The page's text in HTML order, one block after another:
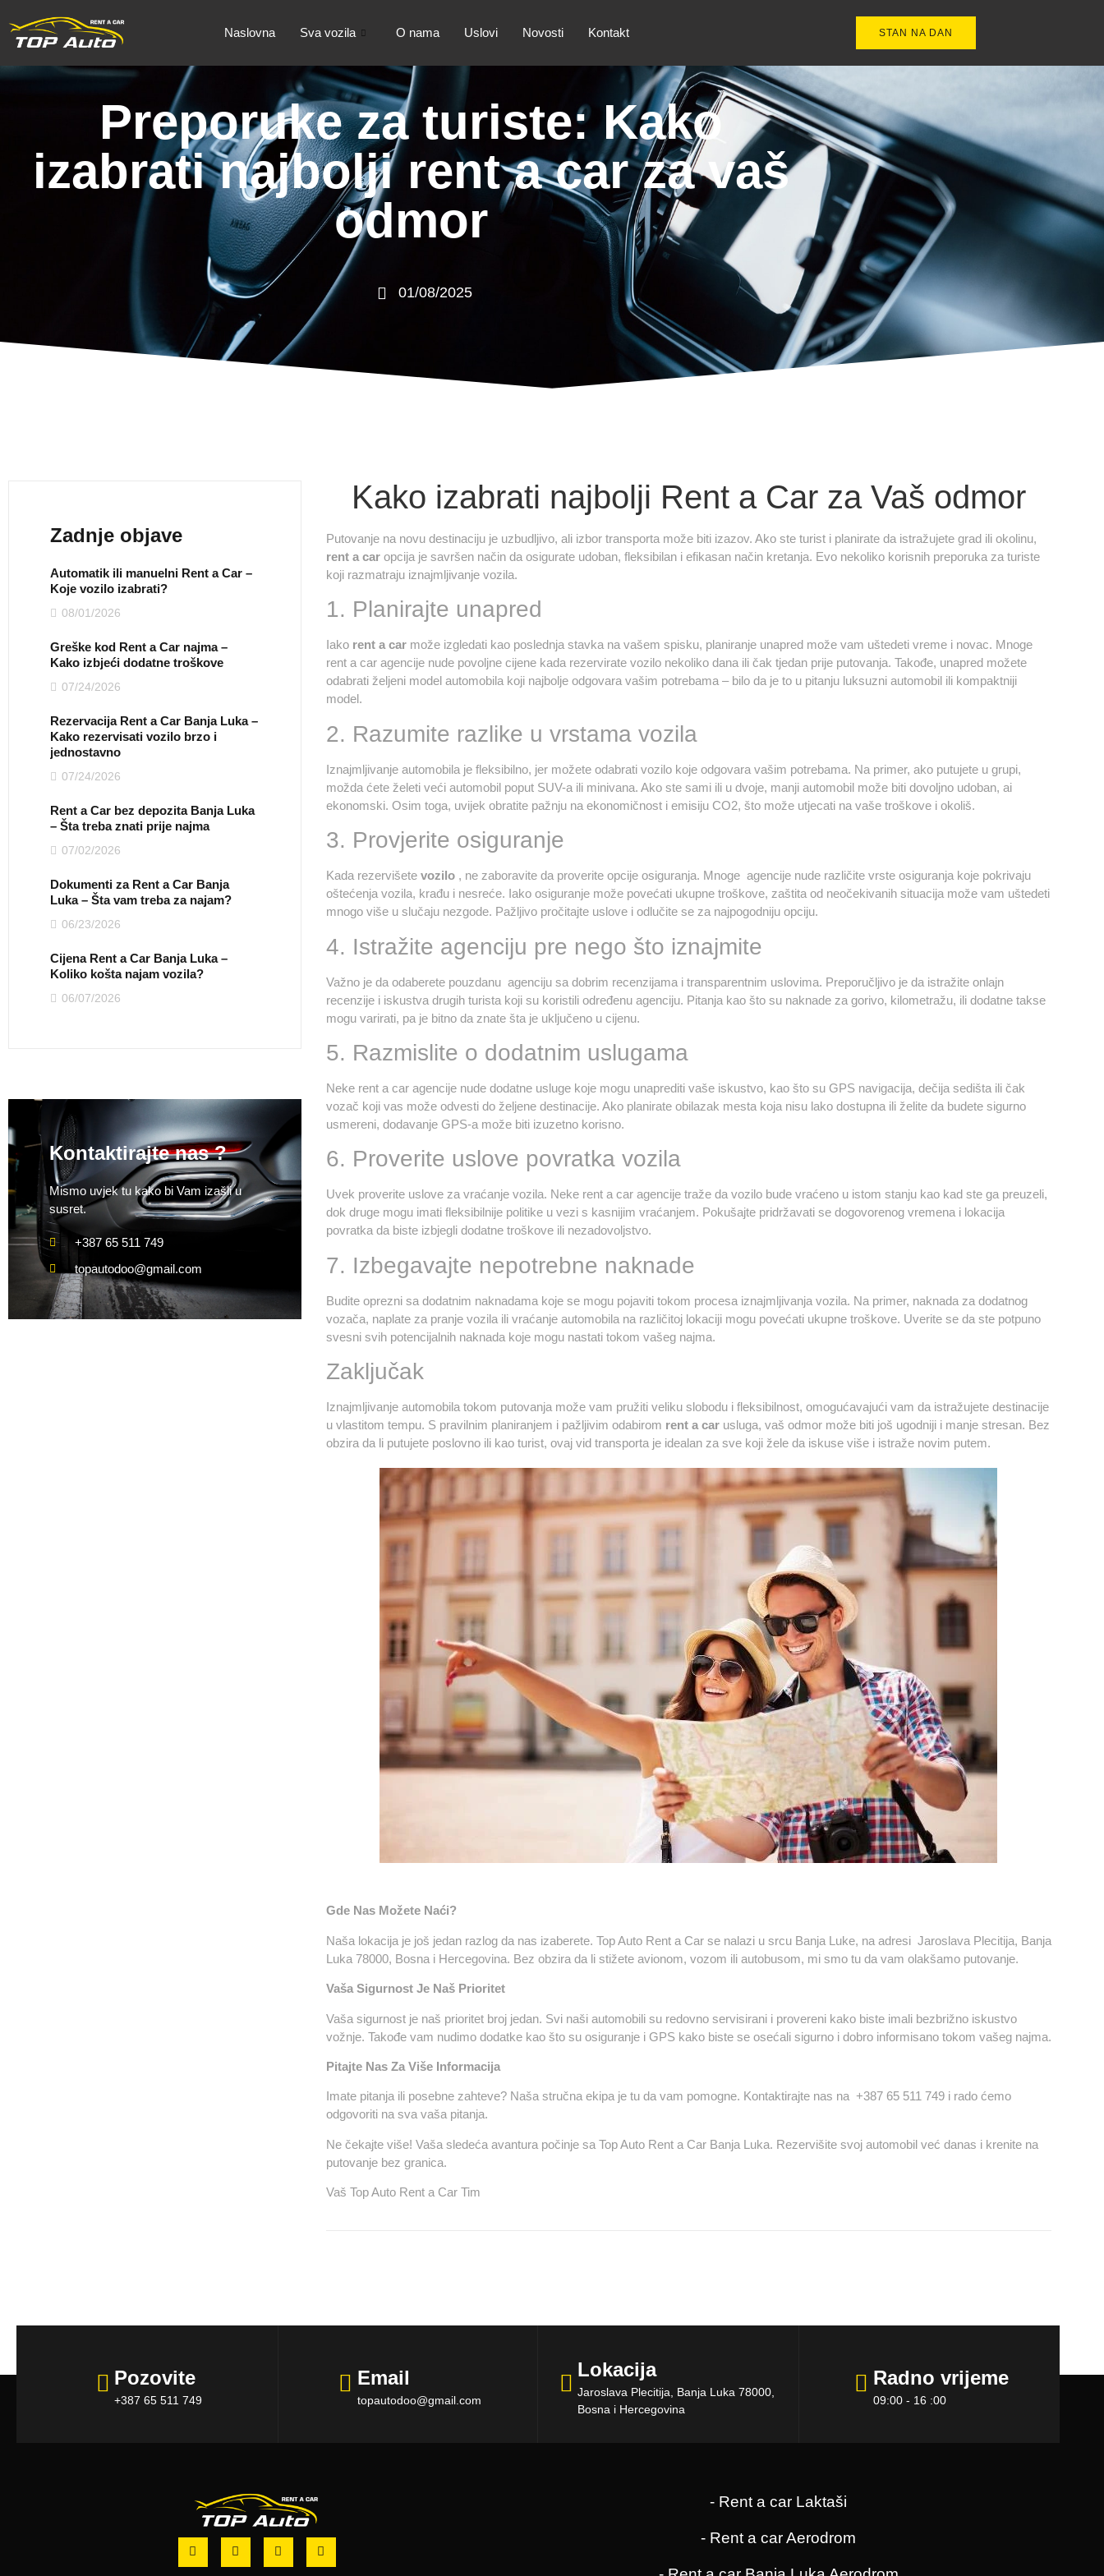
Naslovna Sva vozila O nama Uslovi Novosti Kontakt STAN NA DAN
Preporuke za turiste: Kako
izabrati najbolji rent a car za vaš
odmor
01/08/2025
Zadnje objave
Automatik ili manuelni Rent a Car –
Koje vozilo izabrati?
08/01/2026
Greške kod Rent a Car najma –
Kako izbjeći dodatne troškove
07/24/2026
Rezervacija Rent a Car Banja Luka –
Kako rezervisati vozilo brzo i
jednostavno
07/24/2026
Rent a Car bez depozita Banja Luka
– Šta treba znati prije najma
07/02/2026
Dokumenti za Rent a Car Banja
Luka – Šta vam treba za najam?
06/23/2026
Cijena Rent a Car Banja Luka –
Koliko košta najam vozila?
06/07/2026
Kontaktirajte nas ?
Mismo uvjek tu kako bi Vam izašli u
susret.
+387 65 511 749
topautodoo@gmail.com
Kako izabrati najbolji Rent a Car za Vaš odmor
Putovanje na novu destinaciju je uzbudljivo, ali izbor transporta može biti izazov. Ako ste turist i planirate da istražujete grad ili okolinu,
rent a caropcija je savršen način da osigurate udoban, fleksibilan i efikasan način kretanja. Evo nekoliko korisnih preporuka za turiste
koji razmatraju iznajmljivanje vozila.
1. Planirajte unapred
Iako rent a carmože izgledati kao poslednja stavka na vašem spisku, planiranje unapred može vam uštedeti vreme i novac. Mnoge
rent a car agencije nude povoljne cijene kada rezervirate vozilo nekoliko dana ili čak tjedan prije putovanja. Takođe, unapred možete
odabrati željeni model automobila koji najbolje odgovara vašim potrebama – bilo da je to u pitanju luksuzni automobil ili kompaktniji
model.
2. Razumite razlike u vrstama vozila
Iznajmljivanje automobila je fleksibilno, jer možete odabrati vozilo koje odgovara vašim potrebama. Na primer, ako putujete u grupi,
možda ćete želeti veći automobil poput SUV-a ili minivana. Ako ste sami ili u dvoje, manji automobil može biti dovoljno udoban, ai
ekonomski. Osim toga, uvijek obratite pažnju na ekonomičnost i emisiju CO2, što može utjecati na vaše troškove i okoliš.
3. Provjerite osiguranje
Kada rezervišete vozilo, ne zaboravite da proverite opcije osiguranja. Mnoge agencije nude različite vrste osiguranja koje pokrivaju
oštećenja vozila, krađu i nesreće. Iako osiguranje može povećati ukupne troškove, zaštita od neočekivanih situacija može vam uštedeti
mnogo više u slučaju nezgode. Pažljivo pročitajte uslove i odlučite se za najpogodniju opciju.
4. Istražite agenciju pre nego što iznajmite
Važno je da odaberete pouzdanu agenciju sa dobrim recenzijama i transparentnim uslovima. Preporučljivo je da istražite onlajn
recenzije i iskustva drugih turista koji su koristili određenu agenciju. Pitanja kao što su naknade za gorivo, kilometražu, ili dodatne takse
mogu varirati, pa je bitno da znate šta je uključeno u cijenu.
5. Razmislite o dodatnim uslugama
Neke rent a car agencije nude dodatne usluge koje mogu unaprediti vaše iskustvo, kao što su GPS navigacija, dečija sedišta ili čak
vozač koji vas može odvesti do željene destinacije. Ako planirate obilazak mesta koja nisu lako dostupna ili želite da budete sigurno
usmereni, dodavanje GPS-a može biti izuzetno korisno.
6. Proverite uslove povratka vozila
Uvek proverite uslove za vraćanje vozila. Neke rent a car agencije traže da vozilo bude vraćeno u istom stanju kao kad ste ga preuzeli,
dok druge mogu imati fleksibilnije politike u vezi s kasnijim vraćanjem. Pokušajte pridržavati se dogovorenog vremena i lokacija
povratka da biste izbjegli dodatne troškove ili nezadovoljstvo.
7. Izbegavajte nepotrebne naknade
Budite oprezni sa dodatnim naknadama koje se mogu pojaviti tokom procesa iznajmljivanja vozila. Na primer, naknada za dodatnog
vozača, naplate za pranje vozila ili vraćanje automobila na različitoj lokaciji mogu povećati ukupne troškove. Uverite se da ste potpuno
svesni svih potencijalnih naknada koje mogu nastati tokom vašeg najma.
Zaključak
Iznajmljivanje automobila tokom putovanja može vam pružiti veliku slobodu i fleksibilnost, omogućavajući vam da istražujete destinacije
u vlastitom tempu. S pravilnim planiranjem i pažljivim odabirom rent a carusluga, vaš odmor može biti još ugodniji i manje stresan. Bez
obzira da li putujete poslovno ili kaoturist, ovaj vid transporta je idealan za sve koji žele da iskuse više i istraže novim putem.
Gde Nas Možete Naći?
Naša lokacija je još jedan razlog da nas izaberete. Top Auto Rent a Car se nalazi u srcu Banja Luke, na adresi Jaroslava Plecitija, Banja
Luka 78000, Bosna i Hercegovina. Bez obzira da li stižete avionom, vozom ili autobusom, mi smo tu da vam olakšamo putovanje.
Vaša Sigurnost Je Naš Prioritet
Vaša sigurnost je naš prioritet broj jedan. Svi naši automobili su redovno servisirani i provereni kako biste imali bezbrižno iskustvo
vožnje. Takođe vam nudimo dodatke kao što su osiguranje i GPS kako biste se osećali sigurno i dobro informisano tokom vašeg najma.
Pitajte Nas Za Više Informacija
Imate pitanja ili posebne zahteve? Naša stručna ekipa je tu da vam pomogne. Kontaktirajte nas na +387 65 511 749i rado ćemo
odgovoriti na sva vaša pitanja.
Ne čekajte više! Vaša sledeća avantura počinje sa Top Auto Rent a Car Banja Luka. Rezervišite svoj automobil već danas i krenite na
putovanje bez granica.
Vaš Top Auto Rent a Car Tim
Pozovite
+387 65 511 749
Email
topautodoo@gmail.com
Lokacija
Jaroslava Plecitija, Banja Luka 78000,
Bosna i Hercegovina
Radno vrijeme
09:00 - 16 :00
- Rent a car Laktaši
- Rent a car Aerodrom